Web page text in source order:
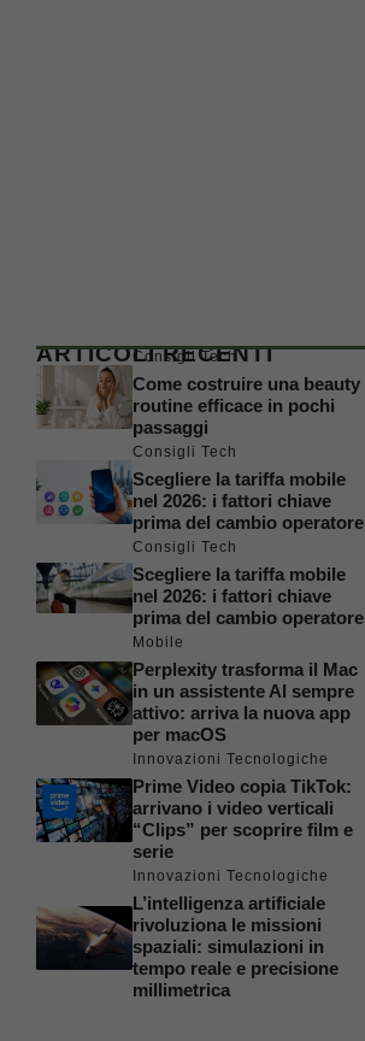
ARTICOLI RECENTI
Consigli Tech
Come costruire una beauty
routine efficace in pochi
passaggi
Consigli Tech
Scegliere la tariffa mobile
nel 2026: i fattori chiave
prima del cambio operatore
Consigli Tech
Scegliere la tariffa mobile
nel 2026: i fattori chiave
prima del cambio operatore
Mobile
Perplexity trasforma il Mac
in un assistente AI sempre
attivo: arriva la nuova app
per macOS
Innovazioni Tecnologiche
Prime Video copia TikTok:
arrivano i video verticali
“Clips” per scoprire film e
serie
Innovazioni Tecnologiche
L’intelligenza artificiale
rivoluziona le missioni
spaziali: simulazioni in
tempo reale e precisione
millimetrica